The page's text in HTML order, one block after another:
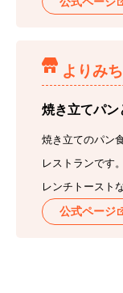
よりみ
焼き立てパン
焼き立てのパン
レストランです
レンチトースト
公式ページ